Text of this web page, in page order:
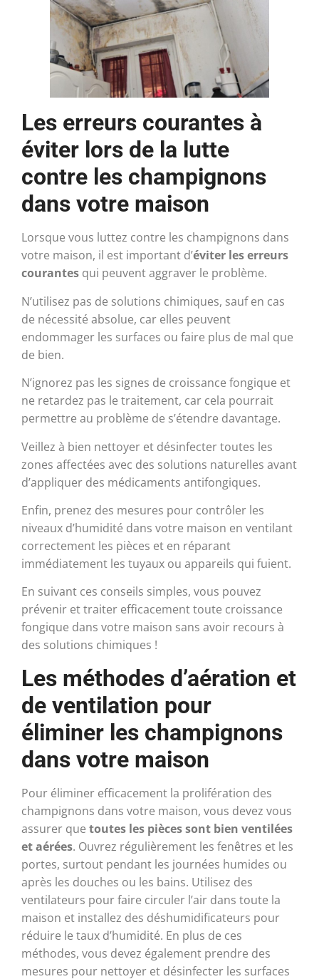
Les erreurs courantes à
éviter lors de la lutte
contre les champignons
dans votre maison
Lorsque vous luttez contre les champignons dans
votre maison, il est important d’éviter les erreurs
courantes qui peuvent aggraver le problème.
N’utilisez pas de solutions chimiques, sauf en cas
de nécessité absolue, car elles peuvent
endommager les surfaces ou faire plus de mal que
de bien.
N’ignorez pas les signes de croissance fongique et
ne retardez pas le traitement, car cela pourrait
permettre au problème de s’étendre davantage.
Veillez à bien nettoyer et désinfecter toutes les
zones affectées avec des solutions naturelles avant
d’appliquer des médicaments antifongiques.
Enfin, prenez des mesures pour contrôler les
niveaux d’humidité dans votre maison en ventilant
correctement les pièces et en réparant
immédiatement les tuyaux ou appareils qui fuient.
En suivant ces conseils simples, vous pouvez
prévenir et traiter efficacement toute croissance
fongique dans votre maison sans avoir recours à
des solutions chimiques !
Les méthodes d’aération et
de ventilation pour
éliminer les champignons
dans votre maison
Pour éliminer efficacement la prolifération des
champignons dans votre maison, vous devez vous
assurer que toutes les pièces sont bien ventilées
et aérées. Ouvrez régulièrement les fenêtres et les
portes, surtout pendant les journées humides ou
après les douches ou les bains. Utilisez des
ventilateurs pour faire circuler l’air dans toute la
maison et installez des déshumidificateurs pour
réduire le taux d’humidité. En plus de ces
méthodes, vous devez également prendre des
mesures pour nettoyer et désinfecter les surfaces